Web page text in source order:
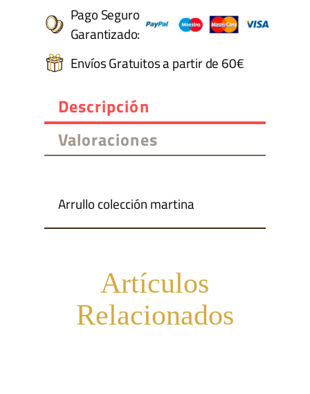
colección
martina
cantidad
Pago Seguro
Garantizado:
Envíos Gratuitos a partir de 60€
Descripción
Valoraciones
Arrullo colección martina
Artículos
Relacionados